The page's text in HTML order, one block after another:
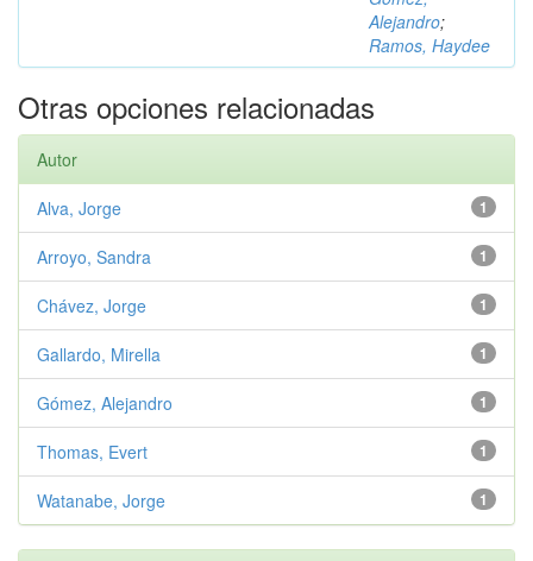
Alejandro;
Ramos, Haydee
Otras opciones relacionadas
Autor
1
Alva, Jorge
1
Arroyo, Sandra
1
Chávez, Jorge
1
Gallardo, Mirella
1
Gómez, Alejandro
1
Thomas, Evert
1
Watanabe, Jorge